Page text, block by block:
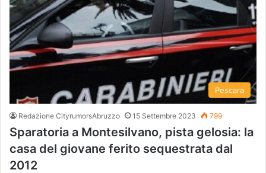
Pescara
Redazione CityrumorsAbruzzo 15 Settembre 2023 799
Sparatoria a Montesilvano, pista gelosia: la
casa del giovane ferito sequestrata dal
2012